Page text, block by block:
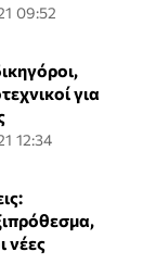
09:52
για
12:34
νέες